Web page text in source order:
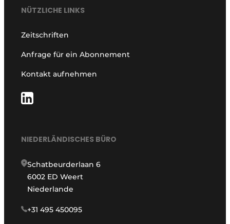
NÜTZLICHE LINKS
Zeitschriften
Anfrage für ein Abonnement
Kontakt aufnehmen
NIEDERLÄNDISCHES BÜRO
Schatbeurderlaan 6
6002 ED Weert
Niederlande
+31 495 450095